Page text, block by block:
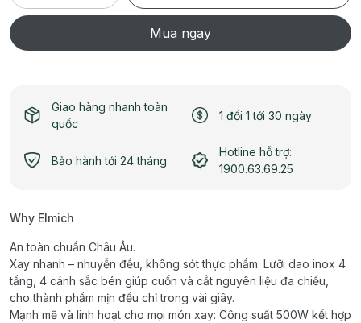
Mua ngay
Giao hàng nhanh toàn
quốc
1 đổi 1 tới 30 ngày
Bảo hành tới 24 tháng
Hotline hỗ trợ:
1900.63.69.25
Why Elmich
An toàn chuẩn Châu Âu.
Xay nhanh – nhuyễn đều, không sót thực phẩm: Lưỡi dao inox 4
tầng, 4 cánh sắc bén giúp cuốn và cắt nguyên liệu đa chiều,
cho thành phẩm mịn đều chỉ trong vài giây.
Mạnh mẽ và linh hoạt cho mọi món xay: Công suất 500W kết hợp